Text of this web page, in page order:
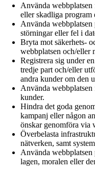
Använda
eller skadliga program
Använda webbplatsen
störningar eller fel i
Bryta mot säkerhets-
webbplatsen och/eller
Registrera sig under
tredje part och/eller
andra kunder om den
Använda webbplatsen
kunder.
Hindra det goda
kampanj eller någon
önskar genomföra via
Överbelasta
nätverken, samt
Använda webbplatsen
lagen, moralen eller